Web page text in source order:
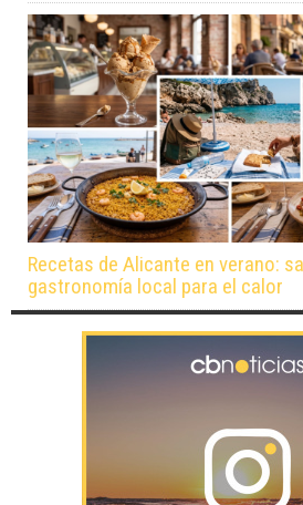
Recetas de Alicante en verano:
gastronomía local para el calor